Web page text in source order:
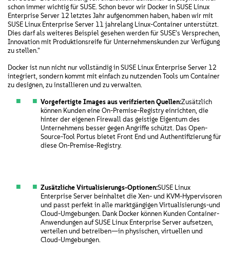
schon immer wichtig für SUSE. Schon bevor wir Docker in SUSE Linux
Enterprise Server 12 letztes Jahr aufgenommen haben, haben wir mit
SUSE Linux Enterprise Server 11 jahrelang Linux-Container unterstützt.
Dies darf als weiteres Beispiel gesehen werden für SUSE's Versprechen,
Innovation mit Produktionsreife für Unternehmenskunden zur Verfügung
zu stellen."
Docker ist nun nicht nur vollständig in SUSE Linux Enterprise Server 12
integriert, sondern kommt mit einfach zu nutzenden Tools um Container
zu designen, zu installieren und zu verwalten.
Vorgefertigte Images aus verifzierten Quellen:Zusätzlich
können Kunden eine On-Premise-Registry einrichten, die
hinter der eigenen Firewall das geistige Eigentum des
Unternehmens besser gegen Angriffe schützt. Das Open-
Source-Tool Portus bietet Front End und Authentifizierung für
diese On-Premise-Registry.
Zusätzliche Virtualisierungs-Optionen:SUSE Linux
Enterprise Server beinhaltet die Xen- und KVM-Hypervisoren
und passt perfekt in alle marktgängigen Virtualisierungs-und
Cloud-Umgebungen. Dank Docker können Kunden Container-
Anwendungen auf SUSE Linux Enterprise Server aufsetzen,
verteilen und betreiben—in physischen, virtuellen und
Cloud-Umgebungen.